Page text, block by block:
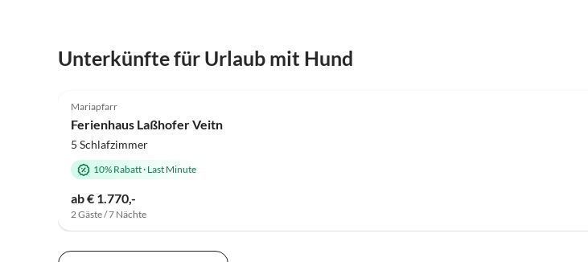
Unterkünfte für Urlaub mit Hund
Mariapfarr
Ferienhaus Laßhofer Veitn
5 Schlafzimmer
10% Rabatt· Last Minute
ab € 1.770,-
2 Gäste / 7 Nächte